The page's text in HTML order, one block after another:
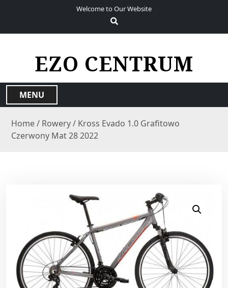
Welcome to Our Website
EZO CENTRUM
MENU
Home/ Rowery/ Kross Evado 1.0 Grafitowo
Czerwony Mat 28 2022